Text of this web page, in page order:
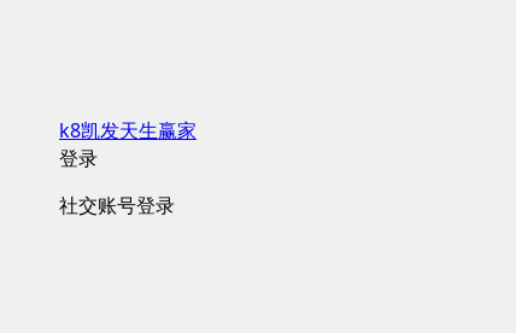
k8凯发天生赢家
登录
社交账号登录